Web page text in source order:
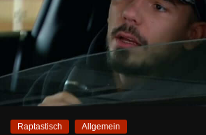
Raptastisch Allgemein